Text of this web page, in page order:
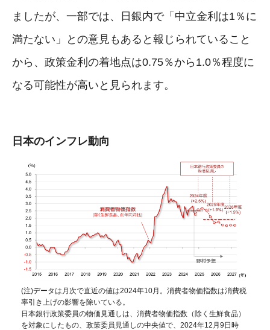
ましたが、一部では、日銀内で「中立金利は1％に
満たない」との意見もあると報じられていること
から、政策金利の着地点は0.75％から1.0％程度に
なる可能性が高いと見られます。
日本のインフレ動向
(注)データは月次で直近の値は2024年10月。消費者物価指数は消費税
率引き上げの影響を除いている。
日本銀行政策委員の物価見通しは、消費者物価指数（除く生鮮食品）
を対象にしたもの、政策委員見通しの中央値で、2024年12月9日時